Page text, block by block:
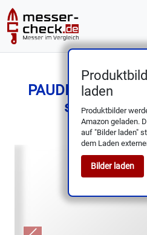
laden
Produktbilder
Amazon geladen.
auf "Bilder laden"
dem Laden
Bilder laden
PAUDIN 5-tlg.
scharf,